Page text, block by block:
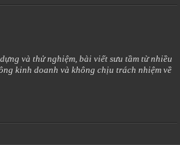
và thử nghiệm, bài viết sưu tầm từ nhiều
kinh doanh và không chịu trách nhiệm về